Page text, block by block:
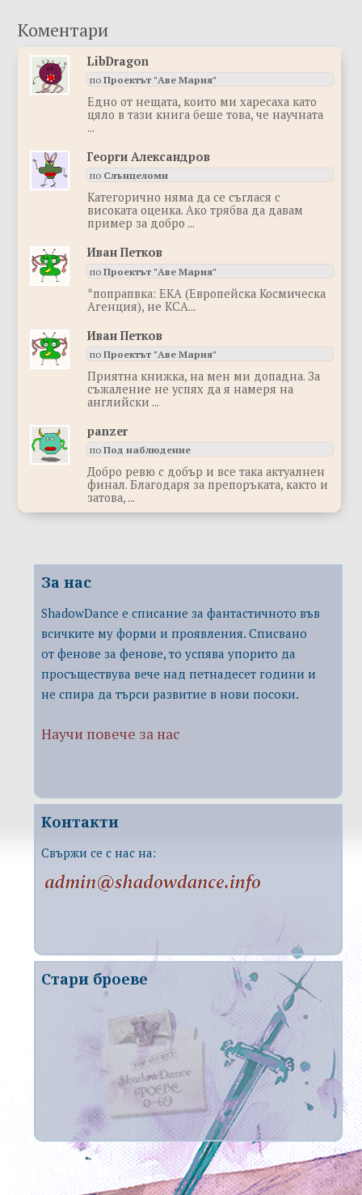
LibDragon
поПроектът "Аве Мария"
Eдно от нещата, които ми харесаха като
цяло в тази книга беше това, че научната
...
Георги Александров
по Слънцеломи
Категорично няма да се съглася с
високата оценка. Ако трябва да давам
пример за добро ...
Иван Петков
поПроектът "Аве Мария"
*попрапвка: ЕКА (Европейска Космическа
Агенция), не КСА...
Иван Петков
поПроектът "Аве Мария"
Приятна книжка, на мен ми допадна. За
съжаление не успях да я намеря на
английски ...
panzer
поПод наблюдение
Добро ревю с добър и все така актуалнен
финал. Благодаря за препоръката, както и
затова, ...
За нас
ShadowDance е списание за фантастичното във
всичките му форми и проявления. Списвано
от фенове за фенове, то успява упорито да
просъществува вече над петнадесет години и
не спира да търси развитие в нови посоки.
Научи повече за нас
Контакти
Свържи се с нас на:
Стари броеве